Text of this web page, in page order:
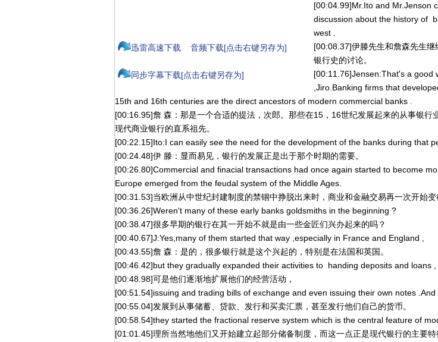
迅雷高速下载 音频下载[点击右键另存为]
同步字幕下载[点击右键另存为]
[00:04.99]Mr.Ito and Mr.Jenson
discussion about the history of
west .
[00:08.37]伊滕先生和詹森先生继
银行史的讨论。
[00:11.76]Jensen:That's a good
,Jiro.Banking firms that
15th and 16th centuries are the direct ancestors of modern commercial banks .
[00:16.95]詹 森：那是一个合适的提法，次郎。那些在15，16世纪发展起来的从事银行
现代商业银行的直系祖先。
[00:22.15]Ito:I can easily see the need for the development of the banks during that
[00:24.48]伊 滕：显而易见，银行的发展正是出于那个时期的需要。
[00:26.80]Commercial and finacial transactions had once again started to become
Europe emerged from the feudal system of the Middle Ages.
[00:31.53]当欧洲从中世纪封建制度的禁锢中挣脱出来时，商业和金融交易再一次开始变
[00:36.26]Weren't many of these early banks goldsmiths in the beginning ?
[00:38.47]很多早期的银行在其一开始不就是由一些金匠们兴办起来的吗？
[00:40.67]J:Yes,many of them started that way ,especially in France and England ,
[00:43.55]詹 森：是的，很多银行就是这个兴起的，特别是在法国和英国。
[00:46.42]but they gradually expanded their activities to handing deposits and loans ,
[00:48.98]可是他们逐渐地扩展他们的经营活动，
[00:51.54]issuing and trading bills of exchange and even issuing their own notes .And
[00:55.04]发展到从事储蓄、贷款、发行和买卖汇票，甚至发行他们自己的货币。
[00:58.54]they started the fractional reserve system which is the central feature of
[01:01.45]理所当然地他们又开始建立起部分储备制度，而这一点正是现代银行的主要特